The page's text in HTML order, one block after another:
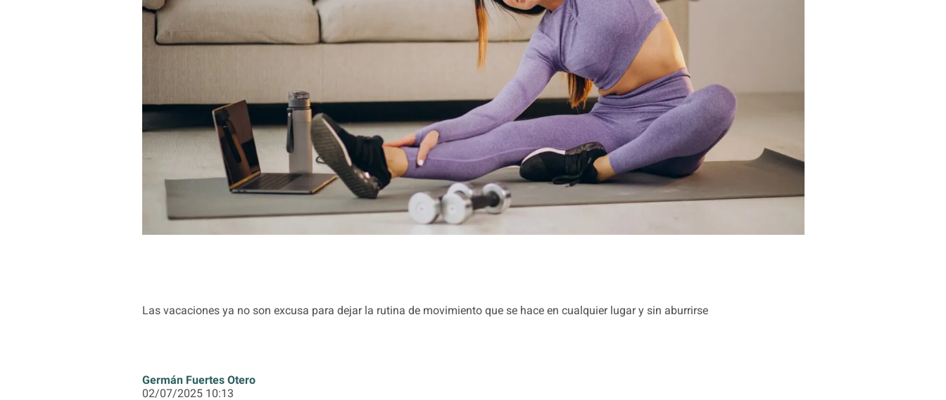
Las vacaciones ya no son excusa para dejar la rutina de movimiento que se hace en cualquier lugar y sin aburrirse
Germán Fuertes Otero
02/07/2025 10:13